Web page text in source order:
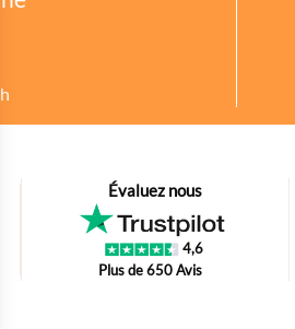
Évaluez nous
4,6
Plus de 650 Avis
bout de code que nous fourni Facebook
s'il y a des conversions.